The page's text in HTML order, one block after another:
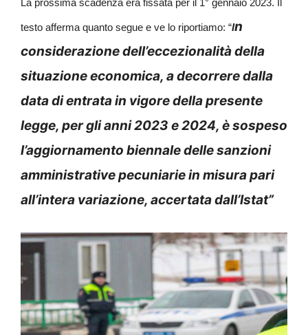
La prossima scadenza era fissata per il 1° gennaio 2023. Il
testo afferma quanto segue e ve lo riportiamo: “In
considerazione dell’eccezionalità della
situazione economica, a decorrere dalla
data di entrata in vigore della presente
legge, per gli anni 2023 e 2024, è sospeso
l’aggiornamento biennale delle sanzioni
amministrative pecuniarie in misura pari
all’intera variazione, accertata dall’Istat”